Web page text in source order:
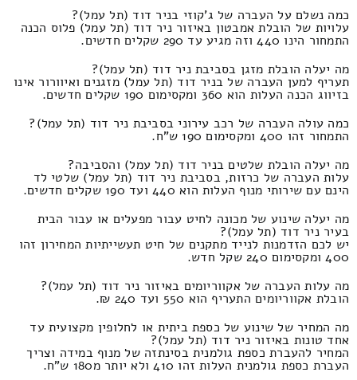
כמה נשלם על העברה של ג'קוזי בניר דוד (תל עמל)?
עלויות של הובלת אמבטון באיזור ניר דוד (תל עמל) פלוס הכנה
התמחור הינו 440 וזה מגיע עד 290 שקלים חדשים.
מה יעלה הובלת מזגן בסביבת ניר דוד (תל עמל)?
תעריף למען העברה של בניר דוד (תל עמל) מזגנים ואיוורור אינו
בזיווג הכנה העלות הוא 360 ומקסימום 190 שקלים חדשים.
כמה עולה העברה של רכב עירוני בסביבת ניר דוד (תל עמל)?
התמחור זהו 400 ומקסימום 190 ש"ח.
מה יעלה הובלת שלטים בניר דוד (תל עמל) והסביבה?
עלות העברה של כרזות, בסביבת ניר דוד (תל עמל) שלטי לד
הינם עם שירותי מנוף העלות הוא 440 ועד 190 שקלים חדשים.
מה יעלה שינוע של מכונה לחיט עבור מפעלים או עבור הבית
בעיר ניר דוד (תל עמל)?
יש לכם הזדמנות לנייד מתקנים של חיט תעשייתיות המחירון זהו
400 ומקסימום 240 שקל חדש.
מה עלות העברה של אקווריומים באיזור ניר דוד (תל עמל)?
הובלת אקווריומים התעריף הוא 550 ועד 240 ₪.
מה המחיר של שינוע של כספת ביתית או לחלופין מקצועית עד
אחד טונות באיזור ניר דוד (תל עמל)?
המחיר להעברת כספת גולמנית בסינתזה של מנוף במידה וצריך
העברת כספת גולמנית העלות זהו 410 ולא יותר מ180 ש"ח.